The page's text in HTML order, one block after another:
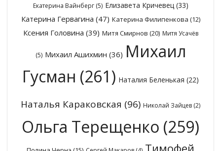
Екатерина Вайнберг(5) Елизавета Кричевец(33)
Катерина Гервагина (47) Катерина Филипенкова (12)
Ксения Головина (39) Митя Смирнов (20) Митя Усачёв
(5) Михаил Ашихмин (36) Михаил
Гусман (261) Наталия Беленькая (22)
Наталья Караковская (96) Николай Зайцев (2)
Ольга Терещенко (259)